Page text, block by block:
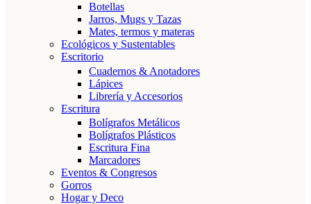
Botellas
Jarros, Mugs y Tazas
Mates, termos y materas
Ecológicos y Sustentables
Escritorio
Cuadernos & Anotadores
Lápices
Librería y Accesorios
Escritura
Bolígrafos Metálicos
Bolígrafos Plásticos
Escritura Fina
Marcadores
Eventos & Congresos
Gorros
Hogar y Deco